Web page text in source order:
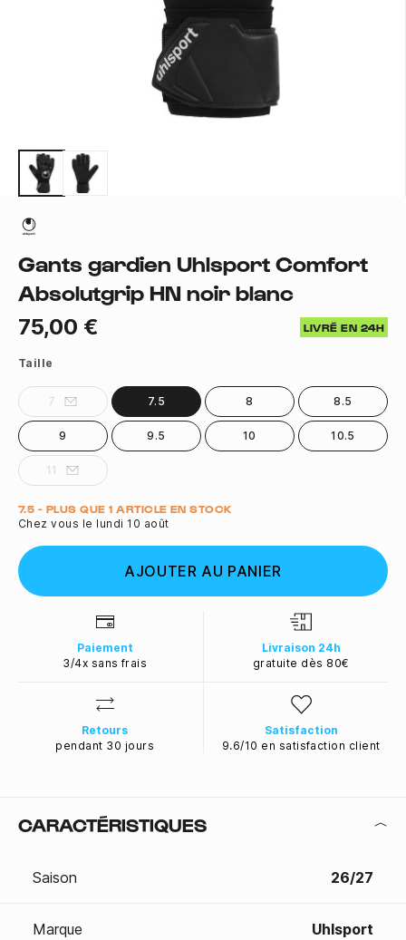
Gants gardien Uhlsport Comfort
Absolutgrip HN noir blanc
75,00 € LIVRÉ EN 24H
Taille
7 7.5 8 8.5
9 9.5 10 10.5
11
Quantité
7.5 - PLUS QUE 1 ARTICLE EN STOCK
Chez vous le lundi 10 août
AJOUTER AU PANIER
Paiement
3/4x sans frais
Livraison 24h
gratuite dès 80€
Retours
pendant 30 jours
Satisfaction
9.6/10 en satisfaction client
CARACTÉRISTIQUES
Saison 26/27
Marque Uhlsport